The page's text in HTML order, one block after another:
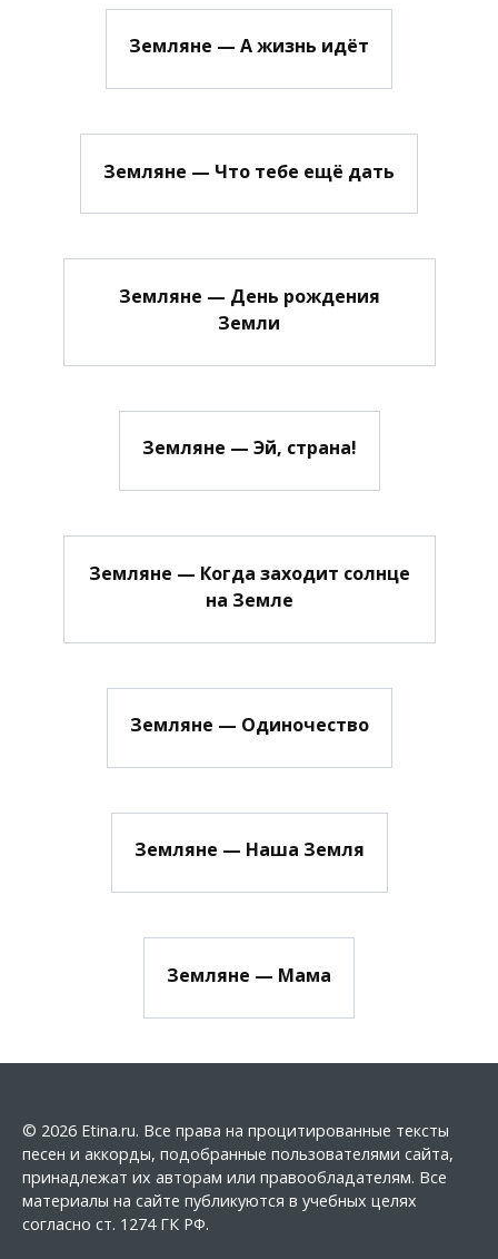
Земляне — А жизнь идёт
Земляне — Что тебе ещё дать
Земляне — День рождения
Земли
Земляне — Эй, страна!
Земляне — Когда заходит солнце
на Земле
Земляне — Одиночество
Земляне — Наша Земля
Земляне — Мама
© 2026 Etina.ru. Все права на процитированные тексты
песен и аккорды, подобранные пользователями сайта,
принадлежат их авторам или правообладателям. Все
материалы на сайте публикуются в учебных целях
согласно ст. 1274 ГК РФ.